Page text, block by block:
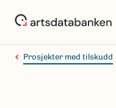
Prosjekter med tilskudd